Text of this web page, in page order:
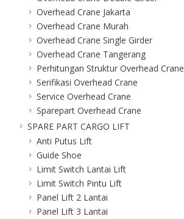
Overhead Crane Jakarta
Overhead Crane Murah
Overhead Crane Single Girder
Overhead Crane Tangerang
Perhitungan Struktur Overhead Crane
Serifikasi Overhead Crane
Service Overhead Crane
Sparepart Overhead Crane
SPARE PART CARGO LIFT
Anti Putus Lift
Guide Shoe
Limit Switch Lantai Lift
Limit Switch Pintu Lift
Panel Lift 2 Lantai
Panel Lift 3 Lantai